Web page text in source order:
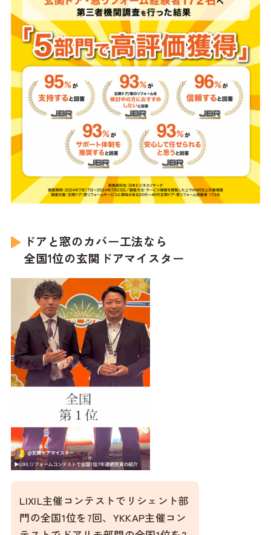
ドアと窓のカバー工法なら
全国1位の玄関ドアマイスター
LIXIL主催コンテストでリシェント部
門の全国1位を7回、YKKAP主催コン